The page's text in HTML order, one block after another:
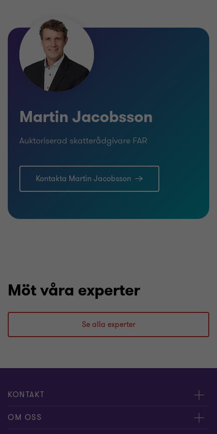
3
3
3
Martin Jacobsson
Auktoriserad skatterådgivare FAR
Kontakta Martin Jacobsson
Möt våra experter
Se alla experter
KONTAKT
Kontakta oss
OM OSS